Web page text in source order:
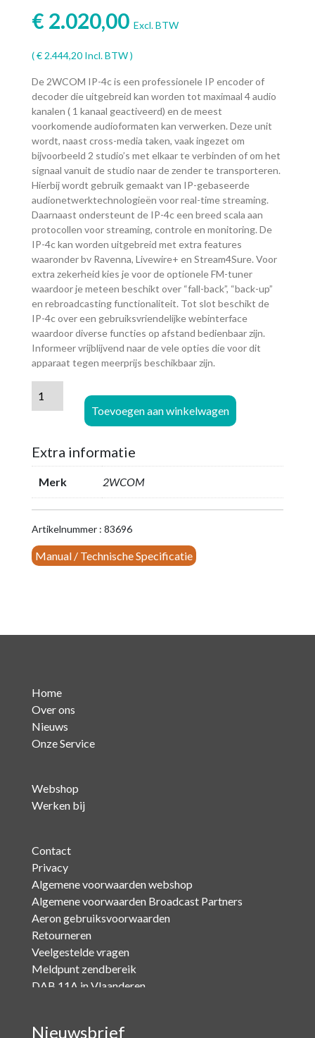
€ 2.020,00 Excl. BTW
(€2.444,20Incl. BTW )
De 2WCOM IP-4c is een professionele IP encoder of
decoder die uitgebreid kan worden tot maximaal 4 audio
kanalen ( 1 kanaal geactiveerd) en de meest
voorkomende audioformaten kan verwerken. Deze unit
wordt, naast cross-media taken, vaak ingezet om
bijvoorbeeld 2 studio’s met elkaar te verbinden of om het
signaal vanuit de studio naar de zender te transporteren.
Hierbij wordt gebruik gemaakt van IP-gebaseerde
audionetwerktechnologieën voor real-time streaming.
Daarnaast ondersteunt de IP-4c een breed scala aan
protocollen voor streaming, controle en monitoring. De
IP-4c kan worden uitgebreid met extra features
waaronder bv Ravenna, Livewire+ en Stream4Sure. Voor
extra zekerheid kies je voor de optionele FM-tuner
waardoor je meteen beschikt over “fall-back”, “back-up”
en rebroadcasting functionaliteit. Tot slot beschikt de
IP-4c over een gebruiksvriendelijke webinterface
waardoor diverse functies op afstand bedienbaar zijn.
Informeer vrijblijvend naar de vele opties die voor dit
apparaat tegen meerprijs beschikbaar zijn.
4
Audio
Over
IP
(basis
Toevoegen aan winkelwagen
Extra informatie
Merk 2WCOM
Artikelnummer : 83696
Manual / Technische Specificatie
Home
Over ons
Nieuws
Onze Service
Webshop
Werken bij
Contact
Privacy
Algemene voorwaarden webshop
Algemene voorwaarden Broadcast Partners
Aeron gebruiksvoorwaarden
Retourneren
Veelgestelde vragen
Meldpunt zendbereik
DAB 11A in Vlaanderen
Nieuwsbrief